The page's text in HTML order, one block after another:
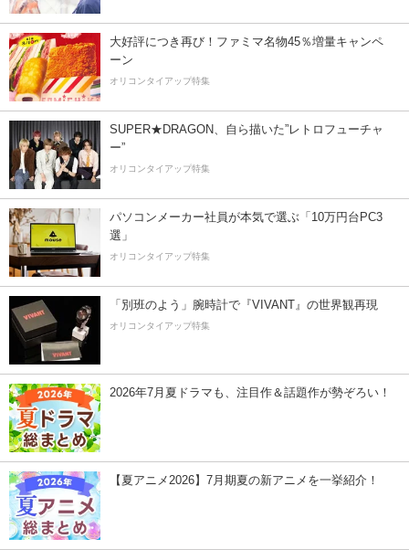
大好評につき再び！ファミマ名物45％増量キャンペ
ーン
オリコンタイアップ特集
SUPER★DRAGON、自ら描いた”レトロフューチャ
ー”
オリコンタイアップ特集
パソコンメーカー社員が本気で選ぶ「10万円台PC3
選」
オリコンタイアップ特集
「別班のよう」腕時計で『VIVANT』の世界観再現
オリコンタイアップ特集
2026年7月夏ドラマも、注目作＆話題作が勢ぞろい！
【夏アニメ2026】7月期夏の新アニメを一挙紹介！